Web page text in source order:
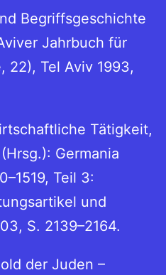
Begriffsgeschichte
Jahrbuch für
22), Tel Aviv 1993,
Tätigkeit,
Germania
Teil 3:
und
S. 2139–2164.
der Juden –